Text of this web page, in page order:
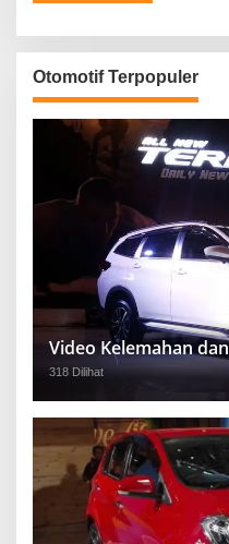
Otomotif Terpopuler
Video Kelemahan
318 Dilihat